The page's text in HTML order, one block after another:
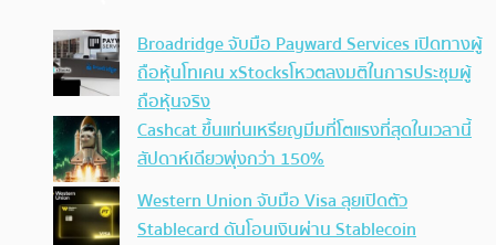
Broadridge จับมือ Payward Services เปิดทางผู้
ถือหุ้นโทเคน xStocksโหวตลงมติในการประชุมผู้
ถือหุ้นจริง
Cashcat ขึ้นแท่นเหรียญมีมที่โตแรงที่สุดในเวลานี้
สัปดาห์เดียวพุ่งกว่า 150%
Western Union จับมือ Visa ลุยเปิดตัว
Stablecard ดันโอนเงินผ่าน Stablecoin